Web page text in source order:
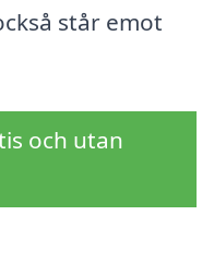
står emot
och utan